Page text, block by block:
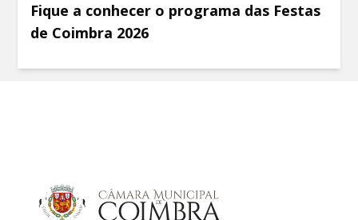
Fique a conhecer o programa das Festas
de Coimbra 2026